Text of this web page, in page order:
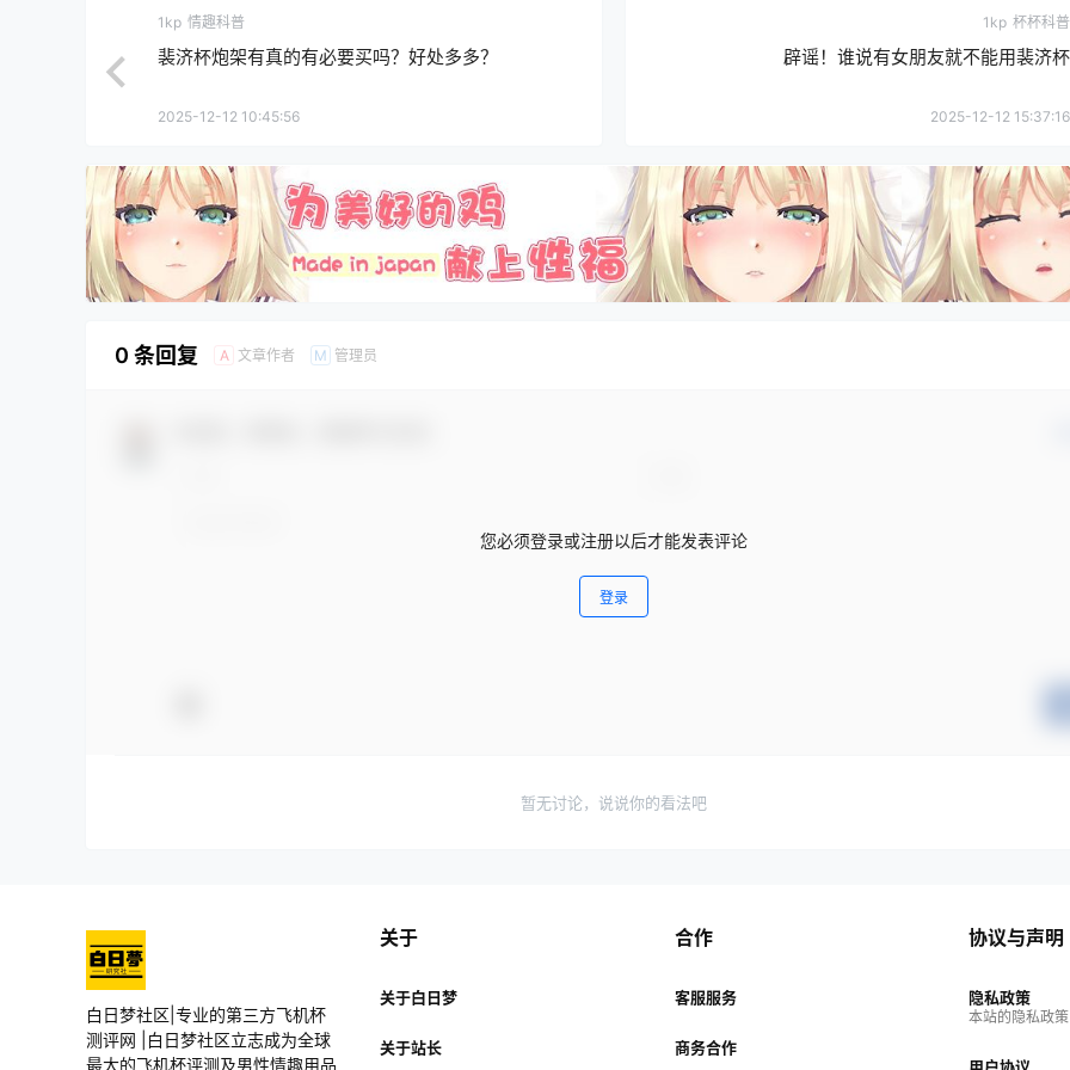
1kp 情趣科普
裴济杯炮架有真的有必要买吗？好处多多？
2025-12-12 10:45:56
1kp 杯杯科普
辟谣！谁说有女朋友就不能用裴济杯
2025-12-12 15:37:16
0 条回复 A 文章作者 M 管理员
您必须登录或注册以后才能发表评论
登录
暂无讨论，说说你的看法吧
白日梦社区|专业的第三方飞机杯
测评网 |白日梦社区立志成为全球
最大的飞机杯评测及男性情趣用品
关于
关于白日梦
关于站长
合作
客服服务
商务合作
协议与声明
隐私政策
本站的隐私政策